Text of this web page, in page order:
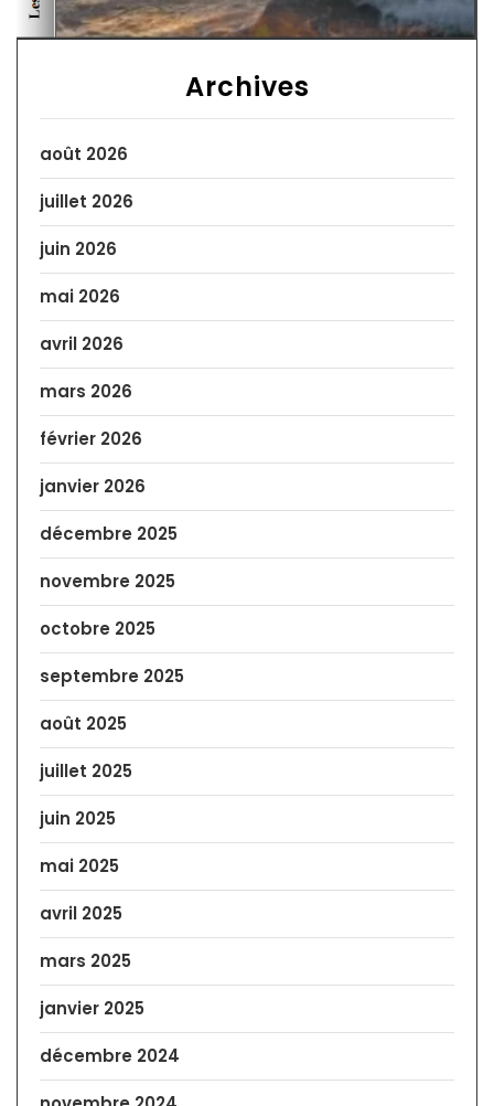
Archives
août 2026
juillet 2026
juin 2026
mai 2026
avril 2026
mars 2026
février 2026
janvier 2026
décembre 2025
novembre 2025
octobre 2025
septembre 2025
août 2025
juillet 2025
juin 2025
mai 2025
avril 2025
mars 2025
janvier 2025
décembre 2024